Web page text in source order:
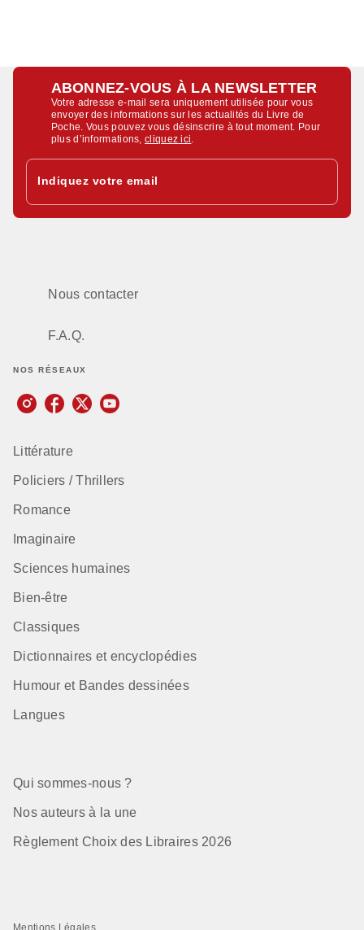
ABONNEZ-VOUS À LA NEWSLETTER
Votre adresse e-mail sera uniquement utilisée pour vous
envoyer des informations sur les actualités du Livre de
Poche. Vous pouvez vous désinscrire à tout moment. Pour
plus d’informations,cliquez ici.
Indiquez votre email
Nous contacter
F.A.Q.
NOS RÉSEAUX
Littérature
Policiers / Thrillers
Romance
Imaginaire
Sciences humaines
Bien-être
Classiques
Dictionnaires et encyclopédies
Humour et Bandes dessinées
Langues
Qui sommes-nous ?
Nos auteurs à la une
Règlement Choix des Libraires 2026
Mentions Légales